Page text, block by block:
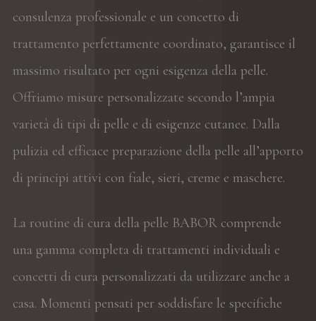
consulenza professionale e un concetto di
trattamento perfettamente coordinato, garantisce il
massimo risultato per ogni esigenza della pelle.
Offriamo misure personalizzate secondo l’ampia
varietà di tipi di pelle e di esigenze cutanee. Dalla
pulizia ed efficace preparazione della pelle all’apporto
di principi attivi con fiale, sieri, creme e maschere.
La routine di cura della pelle BABOR comprende
una gamma completa di trattamenti individuali e
concetti di cura personalizzati da utilizzare anche a
casa. Momenti pensati per soddisfare le specifiche